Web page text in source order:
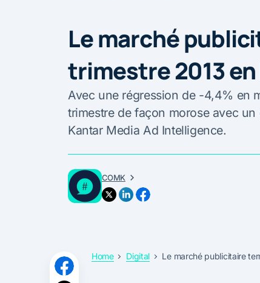
Le marché
trimestre 2013
Avec une régression de -4,4% en
trimestre de façon morose avec
Kantar Media Ad Intelligence.
COMK
Home Digital Le marché publicitaire